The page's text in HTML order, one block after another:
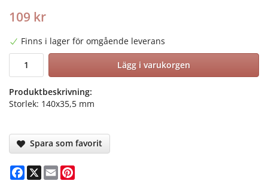
109 kr
Finns i lager för omgående leverans
Lägg i varukorgen
Produktbeskrivning:
Storlek: 140x35,5 mm
Spara som favorit
Facebook
X Email